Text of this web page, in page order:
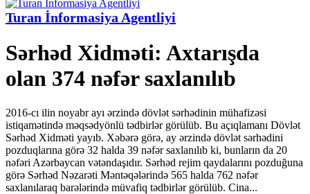
Turan İnformasiya Agentliyi
Sərhəd Xidməti: Axtarışda
olan 374 nəfər saxlanılıb
2016-cı ilin noyabr ayı ərzində dövlət sərhədinin mühafizəsi
istiqamətində məq­sədyönlü tədbirlər görülüb. Bu açıqlamanı Dövlət
Sərhəd Xidməti yayıb. Xəbərə görə, ay ərzində dövlət sərhədini
pоzduqlarına görə 32 halda 39 nəfər saxlanılıb ki, bunların da 20
nəfəri Azərbaycan vətəndaşıdır. Sərhəd rеjim qaydalarını pozduğuna
görə Sərhəd Nəzarəti Məntəqələrində 565 halda 762 nəfər
saxlanılaraq barələrində müvafiq tədbirlər görülüb. Cina­...